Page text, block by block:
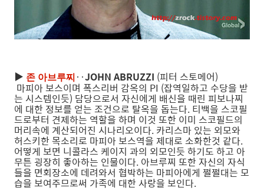
▶ 존 아브루찌 ‥JOHN ABRUZZI (피터 스토메어)
마피아 보스이며 폭스리버 감옥의 PI (잡역일하고 수당을 받
는 시스템인듯) 담당으로서 자신에게 배신을 때린 피보나찌
에 대한 정보를 얻는 조건으로 탈옥을 돕는다. 티백을 스코필
드로부터 견제하는 역할을 하며 이것 또한 이미 스코필드의
머리속에 계산되어진 시나리오이다. 카리스마 있는 외모와
허스키한 목소리로 마피아 보스역을 제대로 소화한것 같다.
어떻게 보면 니콜라스 케이지 과의 외모인듯 하기도 하고 아
무튼 굉장히 좋아하는 인물이다. 아브루찌 또한 자신의 자식
들을 면회장소에 데려와서 협박하는 마피아에게 쩔쩔대는 모
습을 보여주므로써 가족에 대한 사랑을 보인다.